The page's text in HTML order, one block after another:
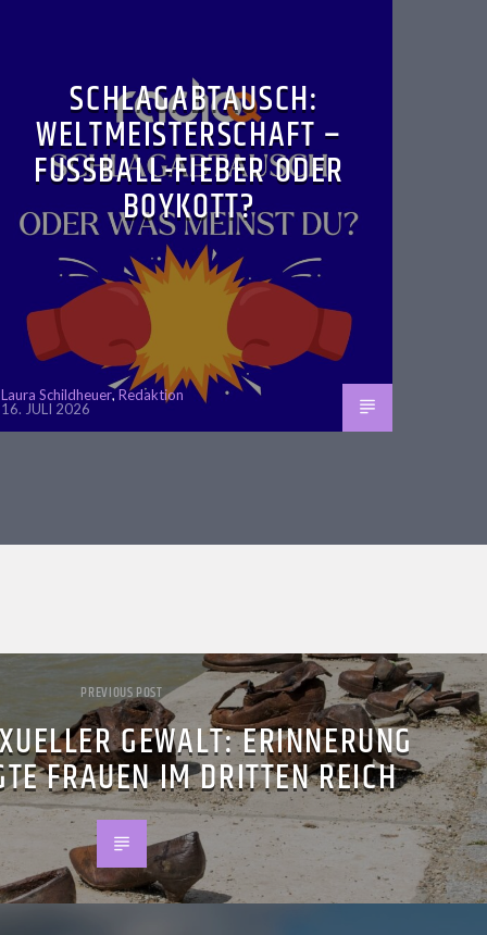
SCHLAGABTAUSCH:
WELTMEISTERSCHAFT –
FUSSBALL-FIEBER ODER B
OYKOTT?
Laura Schildheuer,Redaktion
16. JULI 2026
PREVIOUS POST
GEWALT: ERINNERUNG
FRAUEN IM DRITTEN REICH